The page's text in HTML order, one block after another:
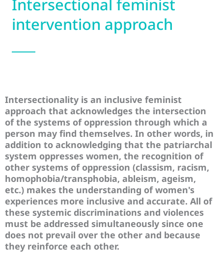
Intersectional feminist
intervention approach
Intersectionality is an inclusive feminist
approach that acknowledges the intersection
of the systems of oppression through which a
person may find themselves. In other words, in
addition to acknowledging that the patriarchal
system oppresses women, the recognition of
other systems of oppression (classism, racism,
homophobia/transphobia, ableism, ageism,
etc.) makes the understanding of women's
experiences more inclusive and accurate. All of
these systemic discriminations and violences
must be addressed simultaneously since one
does not prevail over the other and because
they reinforce each other.